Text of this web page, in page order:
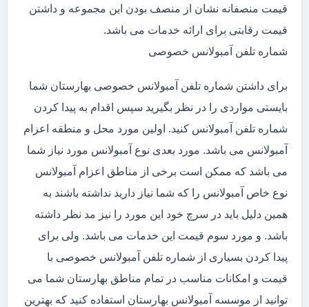
قیمت منصفانه نشان از منصف بودن این مجموعه و داشتن
قیمت رقابتی برای ارائه خدمات می باشد.
شماره تلفن آمبولانس خصوصی
برای داشتن شماره تلفن آمبولانس خصوصی بهارستان شما
بایستی مواردی را در نظر بگیرید سپس اقدام به پیدا کردن
شماره تلفن آمبولانس کنید. اولین مورد محل و منطقه اعزام
آمبولانس می باشد. مورد بعدی نوع آمبولانس مورد نیاز شما
می باشد که ممکن است برخی از مناطق اعزام آمبولانس
نوع خاص آمبولانس را که شما نیاز دارید نداشته باشند به
همین دلیل باید در سرچ خود این مورد را نیز مد نظر داشته
باشد. و مورد سوم قیمت این خدمات می باشد. ولی برای
پیدا کردن بسیاری از شماره تلفن آمبولانس خصوصی با
قیمت و امکانات مناسب در تمام مناطق بهارستان شما می
توانید از موسسه آمبولانس بهارستان استفاده کنید که بهترین